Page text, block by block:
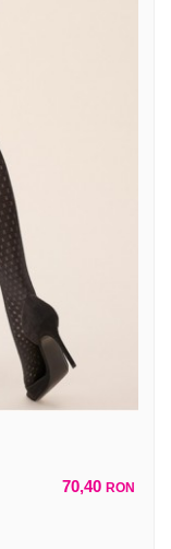
70,40 RON